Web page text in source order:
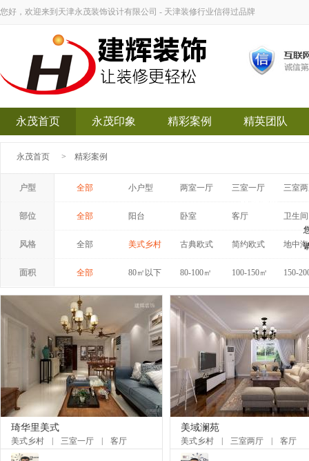
您好，欢迎来到天津永茂装饰设计有限公司 - 天津装修行业信得过品牌
永茂首页 永茂印象 精彩案例 精英团队
永茂首页 > 精彩案例
户型 全部 小户型 两室一厅 三室一厅 三室
部位 全部 阳台 卧室 客厅 卫生间
风格 全部 美式乡村 古典欧式 简约欧式 地中海
面积 全部 80㎡以下 80-100㎡ 100-150㎡ 150-
琦华里美式
美式乡村 三室一厅 客厅
美域澜苑
美式乡村 三室两厅 客厅